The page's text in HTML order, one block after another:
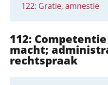
122: Gratie, amnestie
112:
macht;
rechtspraak